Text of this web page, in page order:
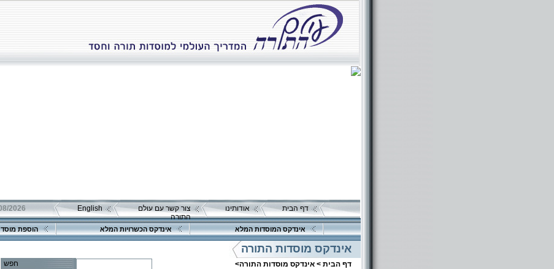
דף הבית אודותינו
צור קשר עם עולם
התורה
English
אינדקס המוסדות המלא אינדקס הכשרויות המלא הוספת מוסד
אינדקס מוסדות התורה
דף הבית > אינדקס מוסדות התורה> חפש
פרטים נוספים:
טלפון 1: